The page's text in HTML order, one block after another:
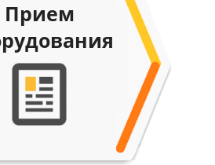
Прием